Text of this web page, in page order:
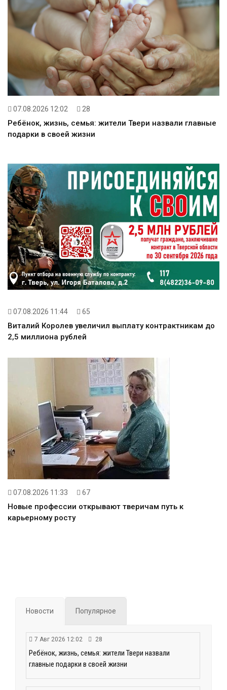
07.08.2026 12:02 28
Ребёнок, жизнь, семья: жители Твери назвали главные
подарки в своей жизни
07.08.2026 11:44 65
Виталий Королев увеличил выплату контрактникам до
2,5 миллиона рублей
07.08.2026 11:33 67
Новые профессии открывают тверичам путь к
карьерному росту
Новости Популярное
7 Авг 2026 12:02 28
Ребёнок, жизнь, семья: жители Твери назвали
главные подарки в своей жизни